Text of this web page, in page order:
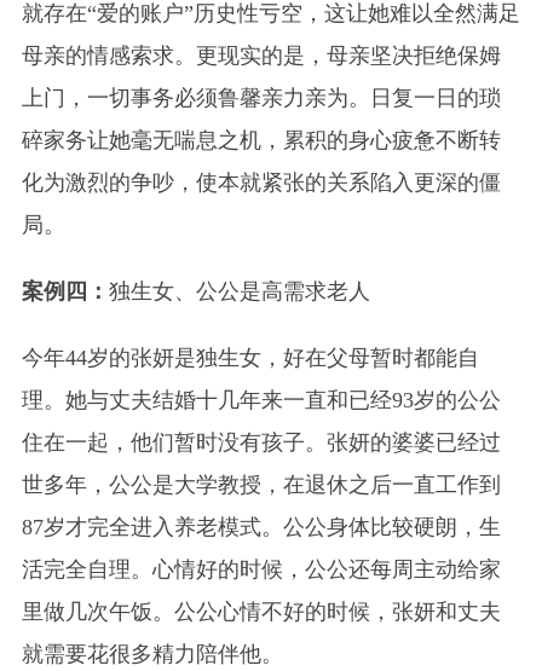
就存在“爱的账户”历史性亏空，这让她难以全然满足
母亲的情感索求。更现实的是，母亲坚决拒绝保姆
上门，一切事务必须鲁馨亲力亲为。日复一日的琐
碎家务让她毫无喘息之机，累积的身心疲惫不断转
化为激烈的争吵，使本就紧张的关系陷入更深的僵
局。
案例四： 独生女、公公是高需求老人
今年44岁的张妍是独生女，好在父母暂时都能自
理。她与丈夫结婚十几年来一直和已经93岁的公公
住在一起，他们暂时没有孩子。张妍的婆婆已经过
世多年，公公是大学教授，在退休之后一直工作到
87岁才完全进入养老模式。公公身体比较硬朗，生
活完全自理。心情好的时候，公公还每周主动给家
里做几次午饭。公公心情不好的时候，张妍和丈夫
就需要花很多精力陪伴他。